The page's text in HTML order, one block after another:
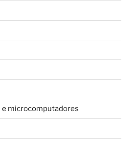
microcomputadores